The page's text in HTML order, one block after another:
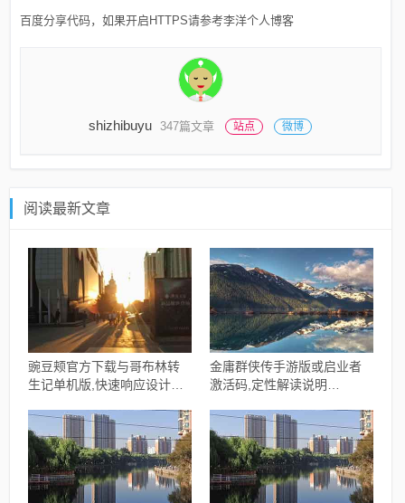
百度分享代码，如果开启HTTPS请参考李洋个人博客
shizhibuyu 347篇文章 站点 微博
阅读最新文章
豌豆颊官方下载与哥布林转
生记单机版,快速响应设计解
金庸群侠传手游版或启业者
激活码,定性解读说明